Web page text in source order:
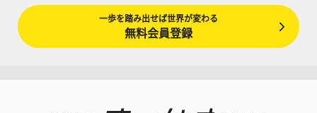
一歩を踏み出せば世界が変わる
無料会員登録